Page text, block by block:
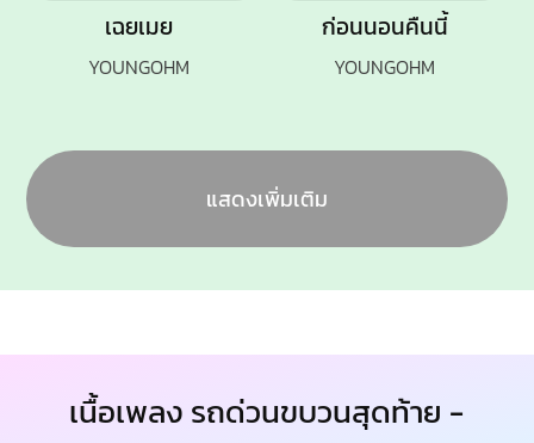
เฉยเมย
YOUNGOHM
ก่อนนอนคืนนี้
YOUNGOHM
แสดงเพิ่มเติม
เนื้อเพลง รถด่วนขบวนสุดท้าย -